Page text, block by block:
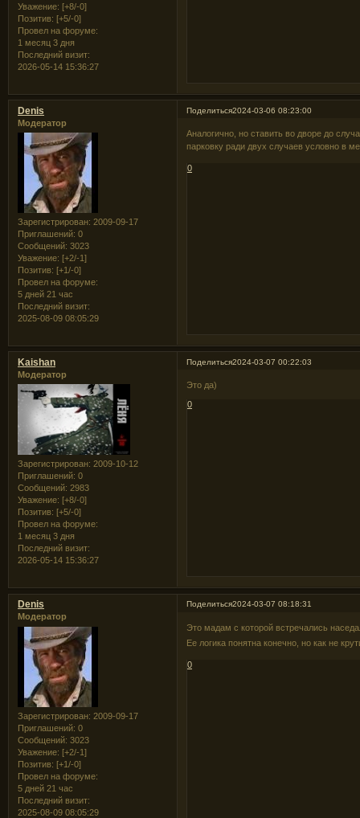
Уважение: [+8/-0]
Позитив: [+5/-0]
Провел на форуме:
1 месяц 3 дня
Последний визит:
2026-05-14 15:36:27
Поделиться2024-03-06 08:23:00
Denis
Модератор
Зарегистрирован: 2009-09-17
Приглашений: 0
Сообщений: 3023
Уважение: [+2/-1]
Позитив: [+1/-0]
Провел на форуме:
5 дней 21 час
Последний визит:
2025-08-09 08:05:29
Аналогично, но ставить во дворе до
парковку ради двух случаев условно в
0
Поделиться2024-03-07 00:22:03
Kaishan
Модератор
Зарегистрирован: 2009-10-12
Приглашений: 0
Сообщений: 2983
Уважение: [+8/-0]
Позитив: [+5/-0]
Провел на форуме:
1 месяц 3 дня
Последний визит:
2026-05-14 15:36:27
Это да)
0
Поделиться2024-03-07 08:18:31
Denis
Модератор
Зарегистрирован: 2009-09-17
Приглашений: 0
Сообщений: 3023
Уважение: [+2/-1]
Позитив: [+1/-0]
Провел на форуме:
5 дней 21 час
Последний визит:
2025-08-09 08:05:29
Это мадам с которой встречались
Ее логика понятна конечно, но как не
0